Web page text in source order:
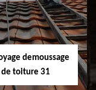
demoussage
de toiture 31